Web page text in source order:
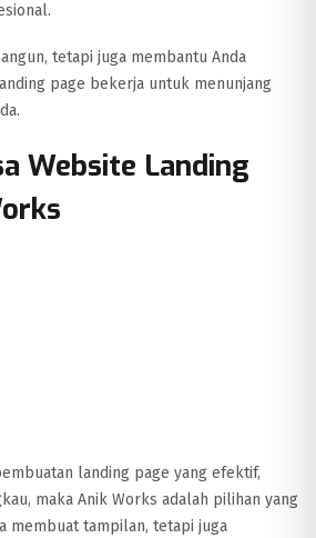
tetapi juga membantu Anda
page bekerja untuk menunjang
Website Landing
landing page yang efektif,
maka Anik Works adalah pilihan yang
membuat tampilan, tetapi juga